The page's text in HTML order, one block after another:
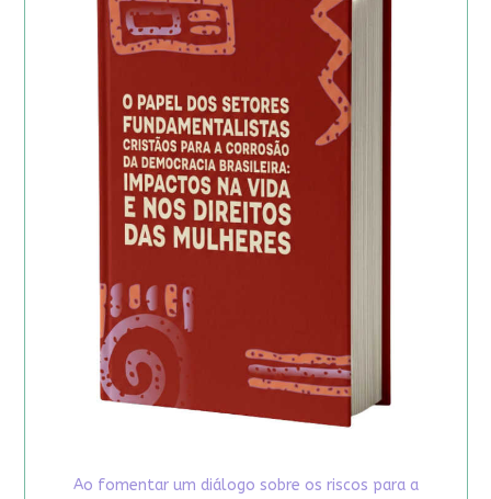
Ao fomentar um diálogo sobre os riscos para a